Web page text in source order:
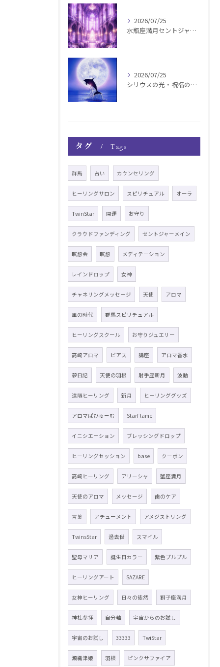
2026/07/25
水瓶座満月セントジャーメインGSVF遠隔お知らせ
2026/07/25
シリウスの光・祝福の波動チャージ遠隔お知らせ〜銀河新年〜
タグ Tags
群馬 占い カウンセリング
ヒーリングサロン スピリチュアル オーラ
TwinStar 開運 お守り
クラウドファンディング セントジャーメイン
瞑想会 瞑想 メディテーション
レインドロップ 女神
チャネリングメッセージ 天使 アロマ
風の時代 群馬スピリチュアル
ヒーリングスクール お守りジュエリー
高崎アロマ ピアス 講座 アロマ香水
夢日記 天使の羽根 射手座新月 波動
遠隔ヒーリング 新月 ヒーリンググッズ
アロマぱひゅーむ StarFlame
イニシエーション ブレッシングドロップ
ヒーリングセッション base クーポン
高崎ヒーリング アリーシャ 蟹座満月
天使のアロマ メッセージ 歯のケア
言葉 アチューメント アメジストリング
TwinsStar 過去世 スマイル
聖母マリア 誕生日カラー 紫色プルプル
ヒーリングアート SAZARE
女神ヒーリング 日々の徒然 獅子座満月
神社参拝 自分軸 宇宙からのお試し
宇宙のお試し 33333 TwiStar
瀬織津姫 羽根 ピンクサファイア